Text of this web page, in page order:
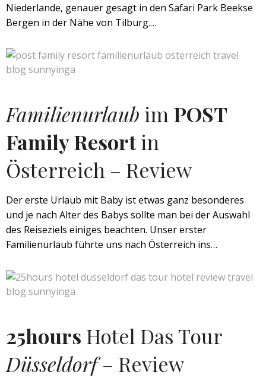
Niederlande, genauer gesagt in den Safari Park Beekse
Bergen in der Nähe von Tilburg.…
Familienurlaub im POST
Family Resortin
Österreich – Review
Der erste Urlaub mit Baby ist etwas ganz besonderes
und je nach Alter des Babys sollte man bei der Auswahl
des Reiseziels einiges beachten. Unser erster
Familienurlaub führte uns nach Österreich ins…
25hours Hotel Das Tour
Düsseldorf– Review